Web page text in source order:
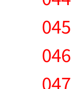
045
046